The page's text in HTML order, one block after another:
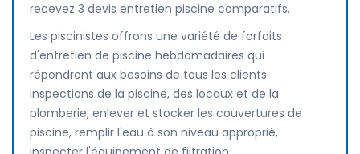
recevez 3 devis entretien piscine comparatifs.
Les piscinistes offrons une variété de forfaits
d'entretien de piscine hebdomadaires qui
répondront aux besoins de tous les clients:
inspections de la piscine, des locaux et de la
plomberie, enlever et stocker les couvertures de
piscine, remplir l'eau à son niveau approprié,